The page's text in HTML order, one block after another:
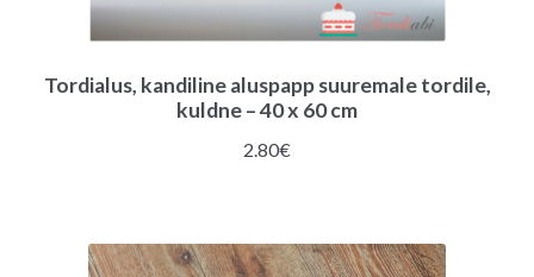
Tordialus, kandiline aluspapp suuremale tordile,
kuldne – 40 x 60 cm
2.80€